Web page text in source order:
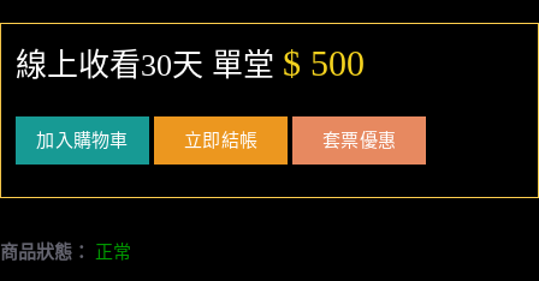
線上收看30天 單堂 $ 500
加入購物車 立即結帳 套票優惠
商品狀態： 正常